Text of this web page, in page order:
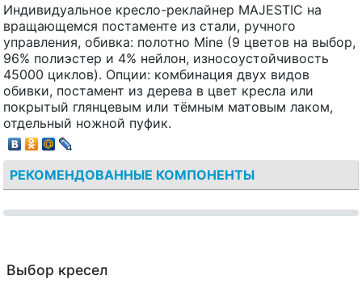
Индивидуальное кресло-реклайнер MAJESTIC на
вращающемся постаменте из стали, ручного
управления, обивка: полотно Mine (9 цветов на выбор,
96% полиэстер и 4% нейлон, износоустойчивость
45000 циклов). Опции: комбинация двух видов
обивки, постамент из дерева в цвет кресла или
покрытый глянцевым или тёмным матовым лаком,
отдельный ножной пуфик.
РЕКОМЕНДОВАННЫЕ КОМПОНЕНТЫ
Выбор кресел